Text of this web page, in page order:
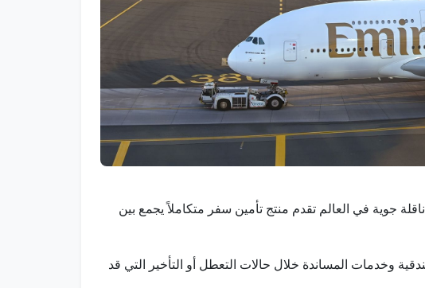
ناقلة جوية في العالم تقدم منتج تأمين سفر متكاملاً يجمع بين
وخدمات المساندة خلال حالات التعطل أو التأخير التي قد